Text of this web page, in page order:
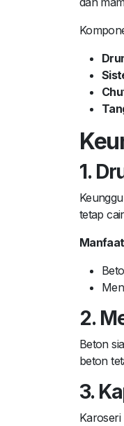
1.
tetap
2.
Beton
beton
3.
Karoseri